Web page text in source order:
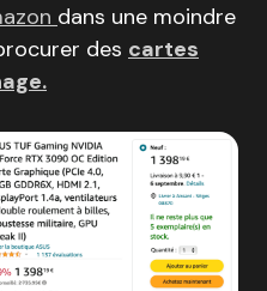
dans une moindre
des cartes